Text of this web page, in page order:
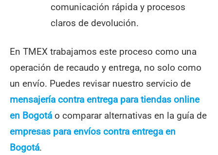
comunicación rápida y procesos
claros de devolución.
En TMEX trabajamos este proceso como una
operación de recaudo y entrega, no solo como
un envío. Puedes revisar nuestro servicio de
mensajería contra entrega para tiendas online
en Bogotá o comparar alternativas en la guía de
empresas para envíos contra entrega en
Bogotá.